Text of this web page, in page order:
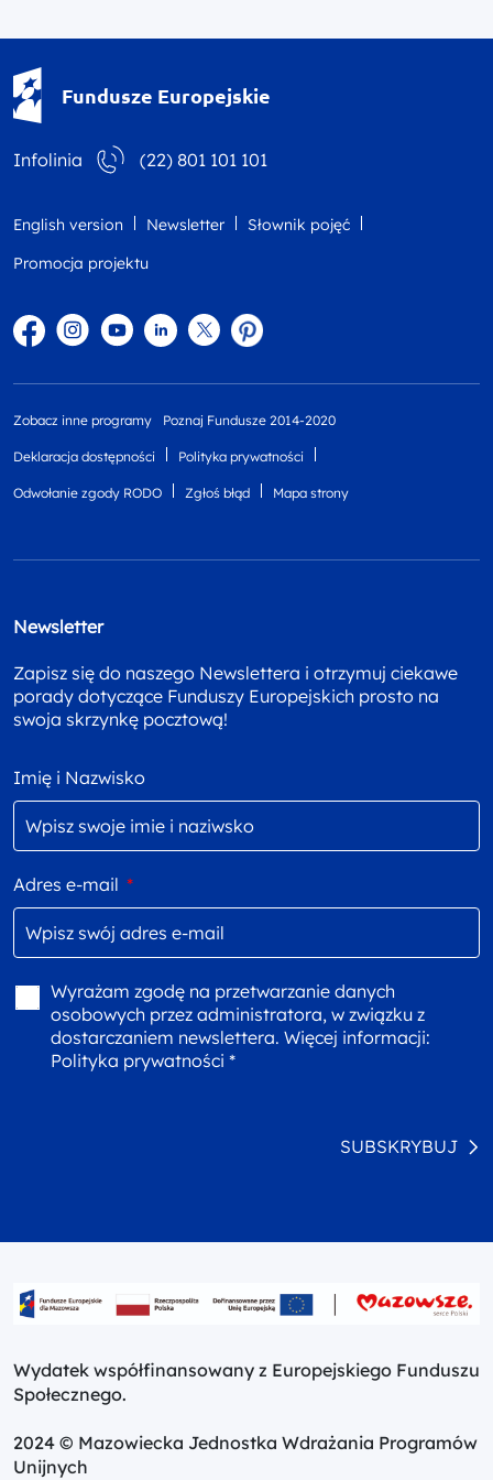
Fundusze Europejskie
Infolinia (22) 801 101 101
English version Newsletter
Słownik pojęć
Promocja projektu
FacebookInstagram
YouTubeLinkedintwitterPinterest
Zobacz inne programy Poznaj Fundusze 2014-2020
Deklaracja dostępności Polityka prywatności
Odwołanie zgody RODO Zgłoś błąd Mapa strony
Newsletter
Zapisz się do naszego Newslettera i otrzymuj ciekawe
porady dotyczące Funduszy Europejskich prosto na
swoja skrzynkę pocztową!
Imię i Nazwisko
Adres e-mail *
Wyrażam zgodę na przetwarzanie danych
osobowych przez administratora, w związku z
dostarczaniem newslettera. Więcej informacji:
Polityka prywatności *
SUBSKRYBUJ
Wydatek współfinansowany z Europejskiego Funduszu
Społecznego.
2024 © Mazowiecka Jednostka Wdrażania Programów
Unijnych